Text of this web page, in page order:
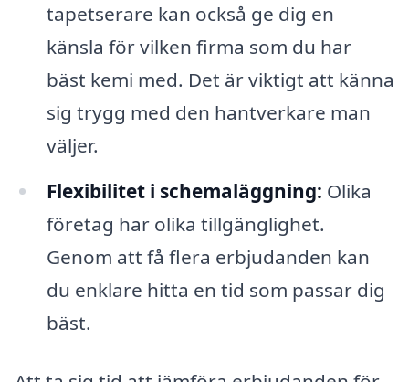
tapetserare kan också ge dig en
känsla för vilken firma som du har
bäst kemi med. Det är viktigt att känna
sig trygg med den hantverkare man
väljer.
Flexibilitet i schemaläggning: Olika
företag har olika tillgänglighet.
Genom att få flera erbjudanden kan
du enklare hitta en tid som passar dig
bäst.